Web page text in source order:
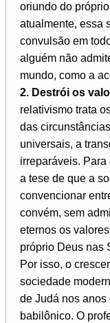
oriundo do
atualmente, essa
convulsão em
alguém não
mundo, como a
2. Destrói os
relativismo trata
das
universais, a
irreparáveis.
a tese de que a
convencionar
convém, sem
eternos os
próprio Deus nas
Por isso, o
sociedade
de Judá nos
babilônico. O